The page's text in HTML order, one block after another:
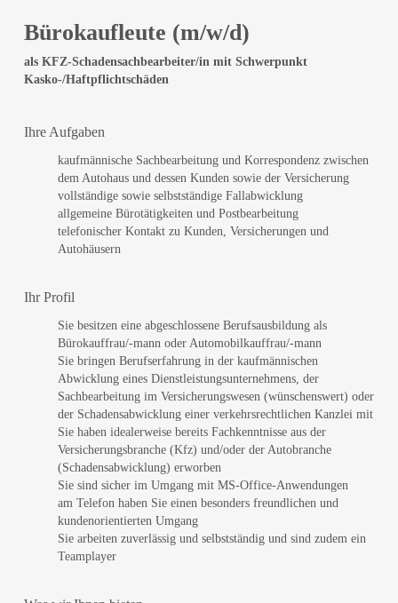
Bürokaufleute (m/w/d)
als KFZ-Schadensachbearbeiter/in mit Schwerpunkt
Kasko-/Haftpflichtschäden
Ihre Aufgaben
kaufmännische Sachbearbeitung und Korrespondenz zwischen
dem Autohaus und dessen Kunden sowie der Versicherung
vollständige sowie selbstständige Fallabwicklung
allgemeine Bürotätigkeiten und Postbearbeitung
telefonischer Kontakt zu Kunden, Versicherungen und
Autohäusern
Ihr Profil
Sie besitzen eine abgeschlossene Berufsausbildung als
Bürokauffrau/-mann oder Automobilkauffrau/-mann
Sie bringen Berufserfahrung in der kaufmännischen
Abwicklung eines Dienstleistungsunternehmens, der
Sachbearbeitung im Versicherungswesen (wünschenswert) oder
der Schadensabwicklung einer verkehrsrechtlichen Kanzlei mit
Sie haben idealerweise bereits Fachkenntnisse aus der
Versicherungsbranche (Kfz) und/oder der Autobranche
(Schadensabwicklung) erworben
Sie sind sicher im Umgang mit MS-Office-Anwendungen
am Telefon haben Sie einen besonders freundlichen und
kundenorientierten Umgang
Sie arbeiten zuverlässig und selbstständig und sind zudem ein
Teamplayer